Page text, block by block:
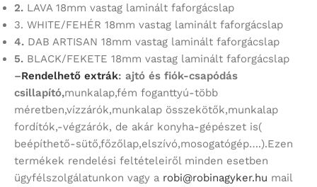
2. LAVA 18mm vastag laminált faforgácslap
3. WHITE/FEHÉR 18mm vastag laminált faforgácslap
4. DAB ARTISAN 18mm vastag laminált faforgácslap
5. BLACK/FEKETE 18mm vastag laminált faforgácslap
–Rendelhető extrák: ajtó és fiók-csapódás
csillapító,munkalap,fém foganttyú-több
méretben,vízzárók,munkalap összekötők,munkalap
fordítók,-végzárók, de akár konyha-gépészet is(
beépíthető-sütő,főzőlap,elszívó,mosogatógép….).Ezen
termékek rendelési feltételeiről minden esetben
ügyfélszolgálatunkon vagy a robi@robinagyker.hu mail